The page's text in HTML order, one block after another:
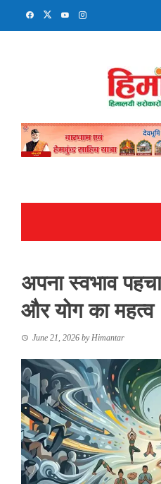
अपना स्वभाव
और योग का महत्व
June 21, 2026 byHimantar